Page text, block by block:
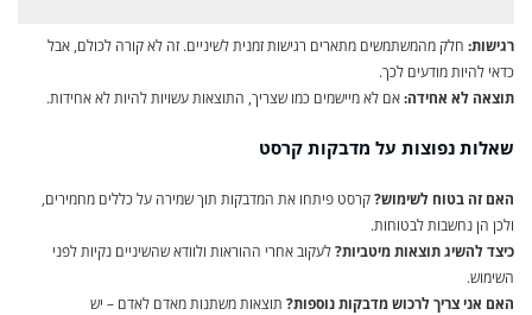
רגישות: חלק מהמשתמשים מתארים רגישות זמנית לשיניים. זה לא קורה לכולם, אבל
כדאי להיות מודעים לכך.
תוצאה לא אחידה:אם לא מיישמים כמו שצריך, התוצאות עשויות להיות לא אחידות.
שאלות נפוצות על מדבקות קרסט
האם זה בטוח לשימוש?קרסט פיתחו את המדבקות תוך שמירה על כללים מחמירים,
ולכן הן נחשבות לבטוחות.
כיצד להשיג תוצאות מיטביות?לעקוב אחרי ההוראות ולוודא שהשיניים נקיות לפני
השימוש.
האם אני צריך לרכוש מדבקות נוספות? תוצאות משתנות מאדם לאדם – יש